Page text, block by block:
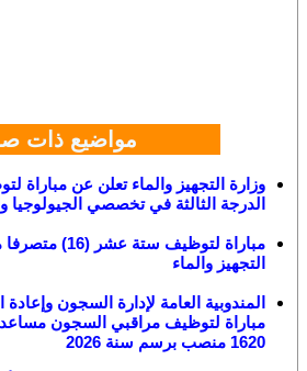
مواضيع ذات
الدرجة الثالثة في تخصصي الجيولوجيا
مباراة لتوظيف
التجهيز والماء
المندوبية العامة لإدارة السجون
مباراة لتوظيف مراقبي السجون
1620 منصب برسم سنة 2026